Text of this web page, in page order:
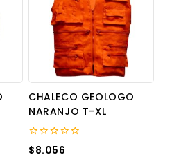
CHALECO GEOLOGO
NARANJO T-XL
0
$8.056